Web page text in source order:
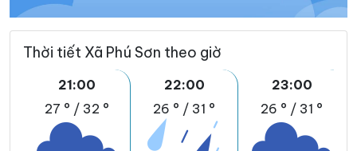
Thời tiết Xã Phú Sơn theo giờ
21:00
27 ° / 32 °
22:00
26 ° / 31 °
23:00
26 ° / 31 °